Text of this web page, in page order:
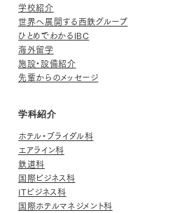
学校紹介
世界へ展開する西鉄グループ
ひとめでわかるIBC
海外留学
施設・設備紹介
先輩からのメッセージ
学科紹介
ホテル・ブライダル科
エアライン科
鉄道科
国際ビジネス科
ITビジネス科
国際ホテルマネジメント科